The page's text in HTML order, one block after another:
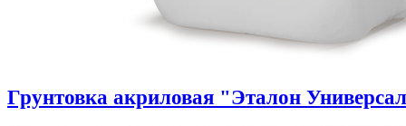
Грунтовка акриловая "Эталон